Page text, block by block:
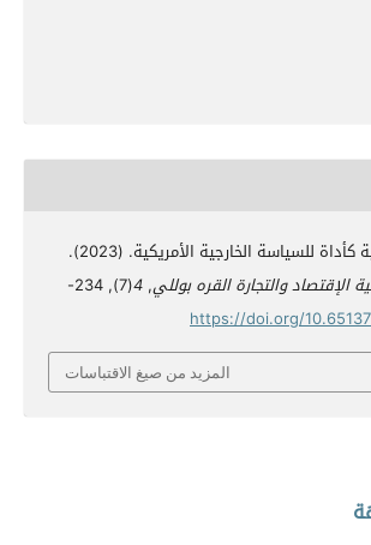
للسياسة الخارجية الأمريكية. (2023).
الإقتصاد والتجارة القره بوللي,
4
(7), 234-
https://doi.org/
المزيد من صيغ الاقتباسات